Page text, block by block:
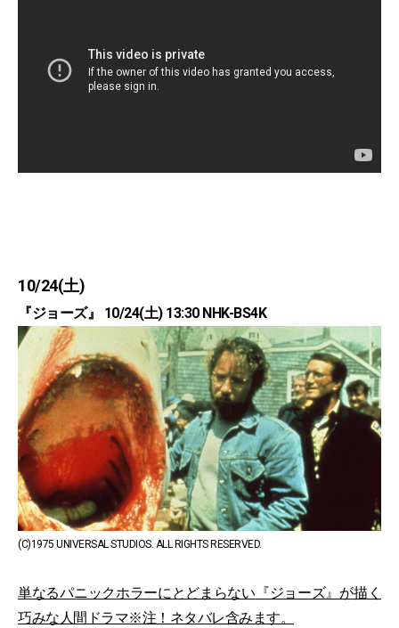
10/24(土)
『ジョーズ』 10/24(土) 13:30 NHK-BS4K
(C)1975 UNIVERSAL STUDIOS. ALL RIGHTS RESERVED.
単なるパニックホラーにとどまらない『ジョーズ』が描く
巧みな人間ドラマ※注！ネタバレ含みます。